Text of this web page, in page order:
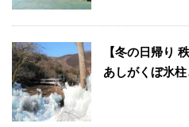
【冬の日帰り
あしがくぼ氷